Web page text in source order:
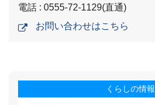
電話 : 0555-72-1129(直通)
お問い合わせはこちら
くらしの情報